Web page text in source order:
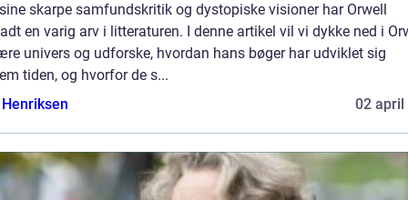
skarpe samfundskritik og dystopiske visioner har Orwell
en varig arv i litteraturen. I denne artikel vil vi dykke ned i
univers og udforske, hvordan hans bøger har udviklet sig
tiden, og hvorfor de s...
02 april